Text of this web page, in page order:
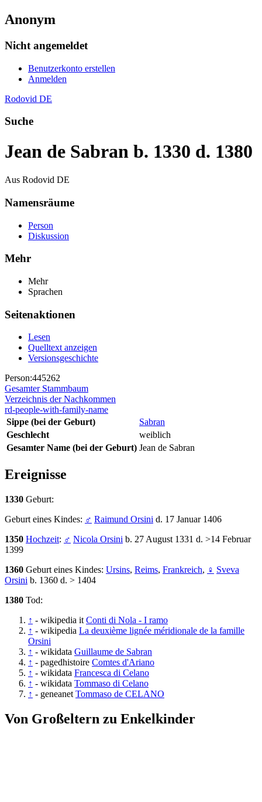
Anonym
Nicht angemeldet
Benutzerkonto erstellen
Anmelden
Rodovid DE
Suche
Jean de Sabran b. 1330 d. 1380
Aus Rodovid DE
Namensräume
Person
Diskussion
Mehr
Mehr
Sprachen
Seitenaktionen
Lesen
Quelltext anzeigen
Versionsgeschichte
Person:445262
Gesamter Stammbaum
Verzeichnis der Nachkommen
rd-people-with-family-name
Sippe (bei der Geburt)
Sabran
Geschlecht
weiblich
Gesamter Name (bei der Geburt) Jean de Sabran
Ereignisse
1330 Geburt:
Geburt eines Kindes: ♂ Raimund Orsini d. 17 Januar 1406
1350 Hochzeit: ♂ Nicola Orsini b. 27 August 1331 d. >14 Februar
1399
1360 Geburt eines Kindes: Ursins, Reims, Frankreich, ♀ Sveva
Orsini b. 1360 d. > 1404
1380 Tod:
↑ - wikipedia it Conti di Nola - I ramo
↑ - wikipedia La deuxième lignée méridionale de la famille
Orsini
↑ - wikidata Guillaume de Sabran
↑ - pagedhistoire Comtes d'Ariano
↑ - wikidata Francesca di Celano
↑ - wikidata Tommaso di Celano
↑ - geneanet Tommaso de CELANO
Von Großeltern zu Enkelkinder